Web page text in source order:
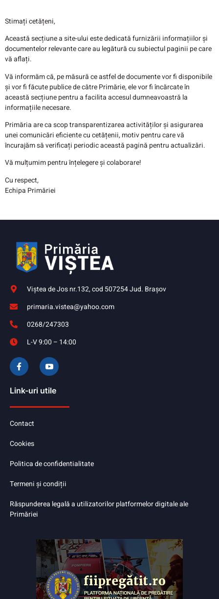
Stimați cetățeni,
Această secțiune a site-ului este dedicată furnizării informațiilor și
documentelor relevante care au legătură cu subiectul paginii pe care
vă aflați.
Vă informăm că, pe măsură ce astfel de documente vor fi disponibile
și vor fi făcute publice de către Primărie, ele vor fi încărcate în
această secțiune pentru a facilita accesul dumneavoastră la
informațiile necesare.
Primăria are ca scop transparentizarea activităților și asigurarea
unei comunicări eficiente cu cetățenii, motiv pentru care vă
încurajăm să verificați periodic această pagină pentru actualizări.
Vă mulțumim pentru înțelegere și colaborare!
Cu respect,
Echipa Primăriei
Viştea de Jos nr.132, cod 507254 Jud. Braşov
primaria.vistea@yahoo.com
0268/247303
L-V 9:00 – 14:00
Link-uri utile
Contact
Cookies
Politica de confidentialitate
Termeni și condiții
Răspunderea legală a utilizatorilor platformelor digitale ale
Primăriei